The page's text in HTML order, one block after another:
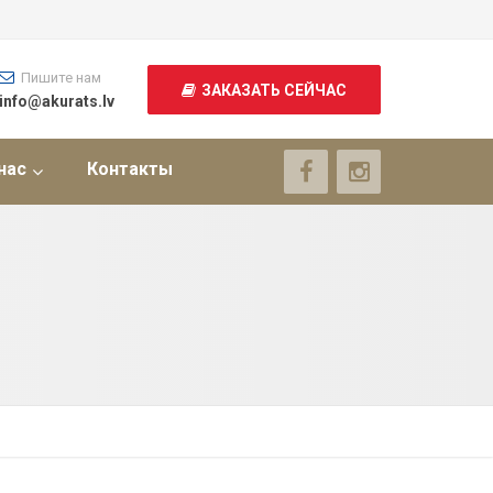
Контакты
Пишите нам
info@akurats.lv
ЗАКАЗАТЬ СЕЙЧАС